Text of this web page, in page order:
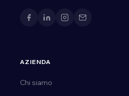
AZIENDA
Chi siamo